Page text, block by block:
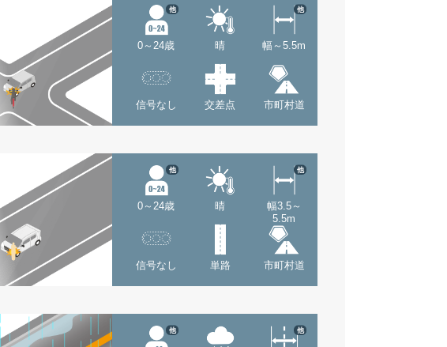
0～24歳
他
晴 幅～5.5m
他
信号なし 交差点 市町村道
0～24歳
他
晴
幅3.5～
5.5m
他
信号なし 単路 市町村道
他 他